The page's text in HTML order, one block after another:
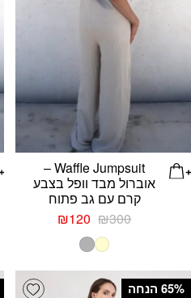
Waffle Jumpsuit –
אוברול מבד וופל בצבע
קרם עם גב פתוח
₪300
המחיר
המקורי
היה:
₪120
המחיר
‫65% הנחה